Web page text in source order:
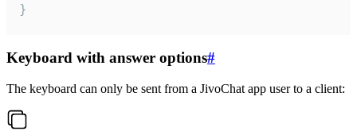
}
Keyboard with answer options#
The keyboard can only be sent from a JivoChat app user to a client: